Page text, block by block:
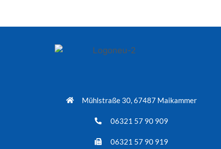
Mühlstraße 30, 67487 Maikammer
06321 57 90 909
06321 57 90 919